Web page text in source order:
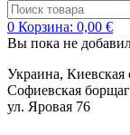
0 Корзина: 0,00 €
Вы пока не
Украина, Киевская
Софиевская
ул. Яровая 76